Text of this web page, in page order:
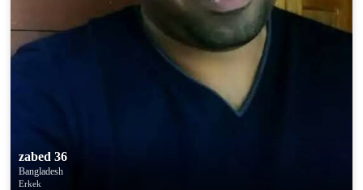
zabed 36
Bangladesh
Erkek